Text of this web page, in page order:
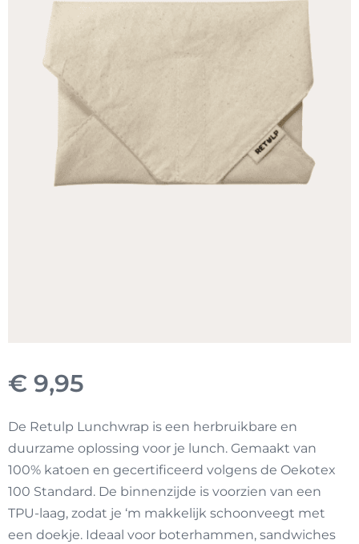
€ 9,95
De Retulp Lunchwrap is een herbruikbare en
duurzame oplossing voor je lunch. Gemaakt van
100% katoen en gecertificeerd volgens de Oekotex
100 Standard. De binnenzijde is voorzien van een
TPU-laag, zodat je ‘m makkelijk schoonveegt met
een doekje. Ideaal voor boterhammen, sandwiches